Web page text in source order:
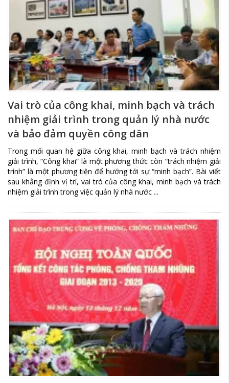
Vai trò của công khai, minh bạch và trách
nhiệm giải trình trong quản lý nhà nước
và bảo đảm quyền công dân
Trong mối quan hệ giữa công khai, minh bạch và trách nhiệm
giải trình, “Công khai” là một phương thức còn “trách nhiệm giải
trình” là một phương tiện để hướng tới sự “minh bạch”. Bài viết
sau khẳng định vị trí, vai trò của công khai, minh bạch và trách
nhiệm giải trình trong việc quản lý nhà nước ...